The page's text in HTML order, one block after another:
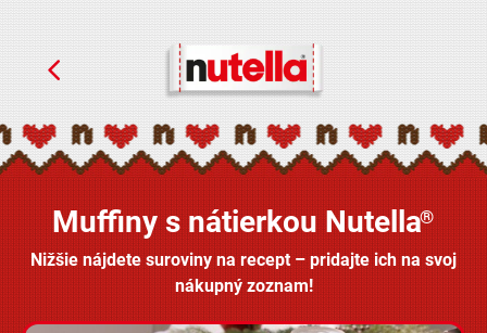
Muffiny s nátierkou Nutella®
Nižšie nájdete suroviny na recept – pridajte ich na svoj
nákupný zoznam!